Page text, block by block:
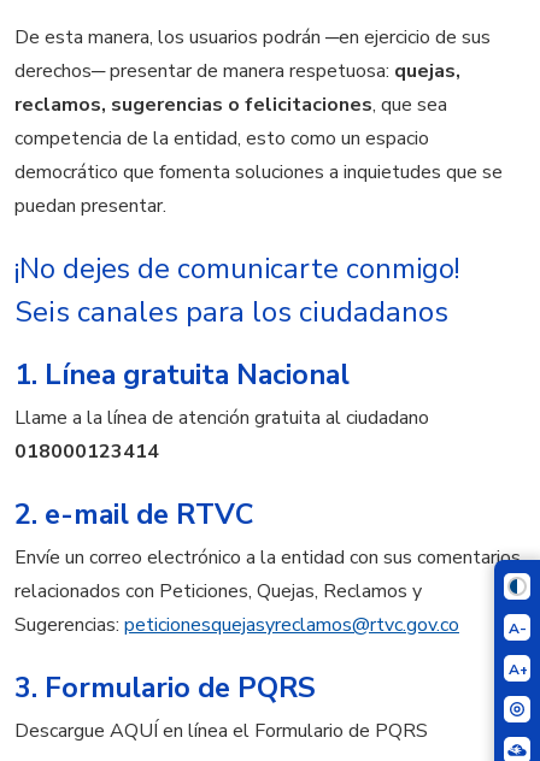
A-
A+
De esta manera, los usuarios podrán ─en ejercicio de sus
derechos─ presentar de manera respetuosa: quejas,
reclamos, sugerencias o felicitaciones, que sea
competencia de la entidad, esto como un espacio
democrático que fomenta soluciones a inquietudes que se
puedan presentar.
¡No dejes de comunicarte conmigo!
Seis canales para los ciudadanos
1. Línea gratuita Nacional
Llame a la línea de atención gratuita al ciudadano
018000123414
2. e-mail de RTVC
Envíe un correo electrónico a la entidad con sus comentarios
relacionados con Peticiones, Quejas, Reclamos y
Sugerencias: peticionesquejasyreclamos@rtvc.gov.co
3. Formulario de PQRS
Descargue AQUÍ en línea el Formulario de PQRS